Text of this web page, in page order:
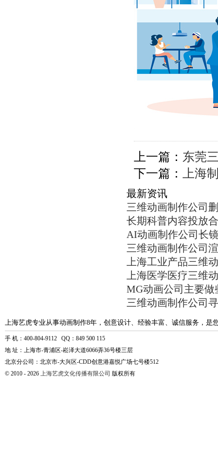
上一篇： 东莞
下一篇：
上海
最新资讯
三维动画制作公司
长期科普内容投放
AI动画制作公司长
三维动画制作公司
上海工业产品三维
上海医学医疗三维
MG动画公司主要做
三维动画制作公司
上海艺虎专业从事动画制作8年，创意设计、经验丰富、诚信服务，是
手 机：400-804-9112 QQ：849 500 115
地 址：上海市-青浦区-崧泽大道6066弄36号楼三层
北京分公司：北京市-大兴区-CDD创意港嘉悦广场七号楼512
© 2010 - 2026 上海艺虎文化传播有限公司 版权所有